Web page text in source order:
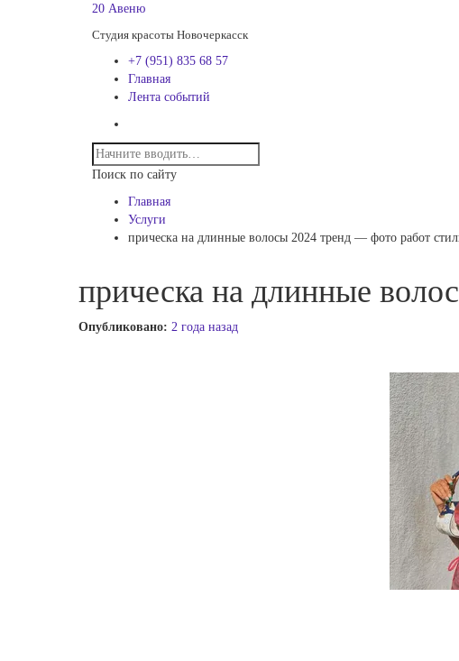
20 Авеню
Студия красоты Новочеркасск
+7 (951) 835 68 57
Главная
Лента событий
Поиск по сайту
Главная
Услуги
прическа на длинные волосы 2024 тренд — фото работ
прическа на длинные
Опубликовано: 2 года назад